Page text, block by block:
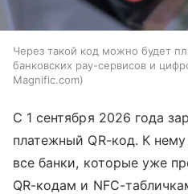
Через такой код можно будет
банковских pay-сервисов и
Magnific.com
С 1 сентября 2026 года
платежный QR-код. К
все банки, которые уже
QR-кодам и NFC-